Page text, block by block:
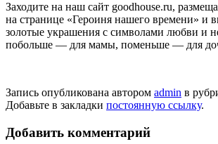
Заходите на наш сайт goodhouse.ru,
на стра­нице «Героиня нашего времени» и
золотые украшения с символами любви и
побольше — для мамы, поменьше — для
Запись опубликована автором admin в
Добавьте в закладки постоянную ссылку.
Добавить комментарий